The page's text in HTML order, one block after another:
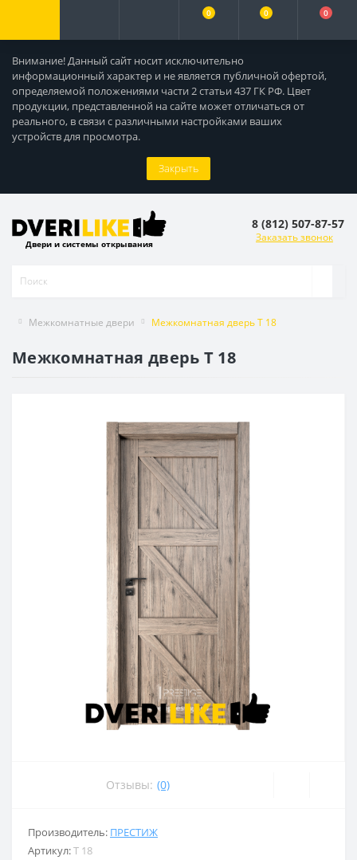
Внимание! Данный сайт носит исключительно
информационный характер и не является публичной офертой,
определяемой положениями части 2 статьи 437 ГК РФ. Цвет
продукции, представленной на сайте может отличаться от
реального, в связи с различными настройками ваших
устройств для просмотра.
Закрыть
0 0 0
Двери и системы открывания
8 (812) 507-87-57
Заказать звонок
Межкомнатные двери Межкомнатная дверь T 18
Межкомнатная дверь T 18
Отзывы: (0)
Производитель: ПРЕСТИЖ
Артикул:T 18